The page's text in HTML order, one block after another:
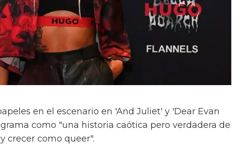
en el escenario en 'And Juliet' y 'Dear Evan
como "una historia caótica pero verdadera de
crecer como queer".